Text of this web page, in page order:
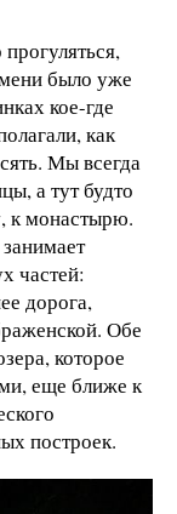
было уже
кое-где
как
Мы всегда
а тут будто
к монастырю.
частей:
дорога,
Обе
которое
еще ближе к
построек.